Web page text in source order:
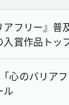
アフリー』
入賞作品トッ
心のバリア
ル